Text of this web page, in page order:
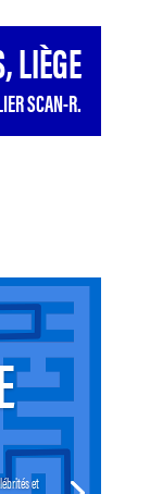
LIÈGE
SCAN-R.
et